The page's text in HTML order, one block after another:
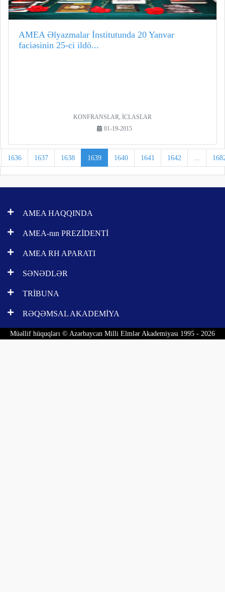
AMEA Əlyazmalar İnstitutunda 20 Yanvar
faciəsinin 25-ci ildö...
KONFRANSLAR, İCLASLAR
01-19-2015
1636 1637 1638 1639 1640 1641 1642 ...
AMEA HAQQINDA
AMEA-nın PREZİDENTİ
AMEA RH APARATI
SƏNƏDLƏR
TRİBUNA
RƏQƏMSAL AKADEMİYA
Müəllif hüquqları © Azərbaycan Milli Elmlər Akademiyası 1995 - 2026